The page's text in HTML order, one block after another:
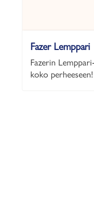
Fazer Lemppari
Fazerin
koko perheeseen!